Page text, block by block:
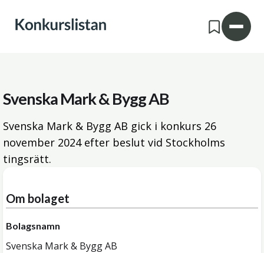
Svenska Mark & Bygg AB
Svenska Mark & Bygg AB gick i konkurs 26
november 2024efter beslut vid Stockholms
tingsrätt.
Om bolaget
Bolagsnamn
Svenska Mark & Bygg AB